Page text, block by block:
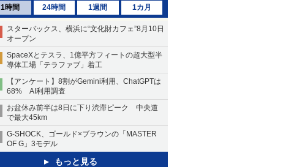
1時間 24時間 1週間 1カ月
スターバックス、横浜に“文化財カフェ”8月10日
オープン
SpaceXとテスラ、1億平方フィートの超大型半
導体工場「テラファブ」着工
【アンケート】8割がGemini利用、ChatGPTは
68% AI利用調査
お盆休み前半は8日に下り渋滞ピーク 中央道
で最大45km
G-SHOCK、ゴールド×ブラウンの「MASTER
OF G」3モデル
もっと見る